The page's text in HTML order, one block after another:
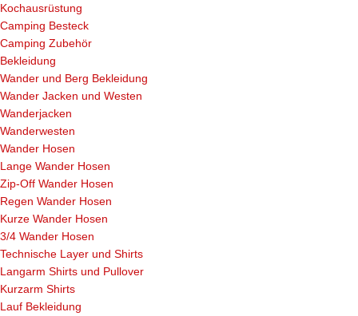
Kochausrüstung
Camping Besteck
Camping Zubehör
Bekleidung
Wander und Berg Bekleidung
Wander Jacken und Westen
Wanderjacken
Wanderwesten
Wander Hosen
Lange Wander Hosen
Zip-Off Wander Hosen
Regen Wander Hosen
Kurze Wander Hosen
3/4 Wander Hosen
Technische Layer und Shirts
Langarm Shirts und Pullover
Kurzarm Shirts
Lauf Bekleidung